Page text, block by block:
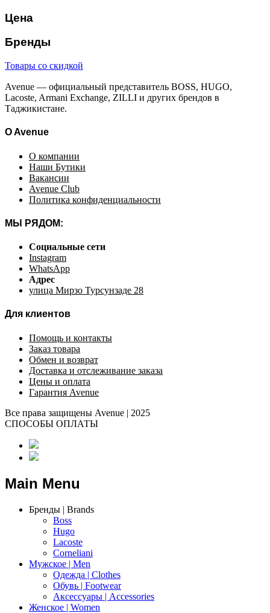
Цена
Бренды
Товары со скидкой
Avenue — официальный представитель BOSS, HUGO,
Lacoste, Armani Exchange, ZILLI и других брендов в
Таджикистане.
O Avenue
О компании
Наши Бутики
Вакансии
Avenue Club
Политика конфиденциальности
МЫ РЯДОМ:
Социальные сети
Instagram
WhatsApp
Адрес
улица Мирзо Турсунзаде 28
Для клиентов
Помощь и контакты
Заказ товара
Обмен и возврат
Доставка и отслеживание заказа
Цены и оплата
Гарантия Avenue
Все права защищены Avenue | 2025
СПОСОБЫ ОПЛАТЫ
Main Menu
Бренды | Brands
Boss
Hugo
Lacoste
Corneliani
Мужское | Men
Одежда | Clothes
Обувь | Footwear
Аксессуары | Accessories
Женское | Women